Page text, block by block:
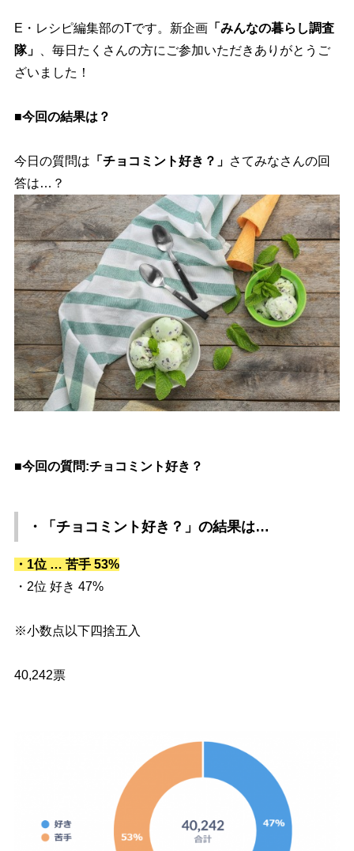
E・レシピ編集部のTです。新企画「みんなの暮らし調査
隊」
、毎日たくさんの方にご参加いただきありがとうご
ざいました！
■今回の結果は？
今日の質問は 「チョコミント好き？」 さてみなさんの回
答は…？
■今回の質問:チョコミント好き？
・「チョコミント好き？」 の結果は…
・1位 … 苦手 53%
・2位 好き 47%
※小数点以下四捨五入
40,242票